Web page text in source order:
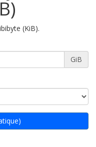
(KiB).
GiB